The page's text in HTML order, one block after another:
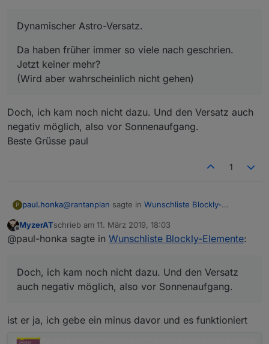
Dynamischer Astro-Versatz.
Da haben früher immer so viele nach geschrien.
Jetzt keiner mehr?
(Wird aber wahrscheinlich nicht gehen)
Doch, ich kam noch nicht dazu. Und den Versatz auch
negativ möglich, also vor Sonnenaufgang.
Beste Grüsse paul
1
P paul.honka@rantanplan sagte in Wunschliste Blockly-
Dynamischer Astro-Versatz.
geschrien. Jetzt keiner mehr?
(Wird aber wahrscheinlich nicht gehen)
auch negativ möglich, also vor Sonnenaufgang.
Beste Grüsse paul
Offline
MyzerATschrieb am 11. März 2019, 18:03
zuletzt editiert von
@paul-honka sagte in Wunschliste Blockly-Elemente:
Doch, ich kam noch nicht dazu. Und den Versatz
auch negativ möglich, also vor Sonnenaufgang.
ist er ja, ich gebe ein minus davor und es funktioniert